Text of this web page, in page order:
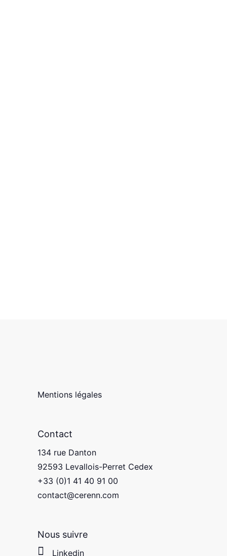
Mentions légales
Contact
134 rue Danton
92593 Levallois-Perret Cedex
+33 (0)1 41 40 91 00
contact@cerenn.com
Nous suivre
Linkedin